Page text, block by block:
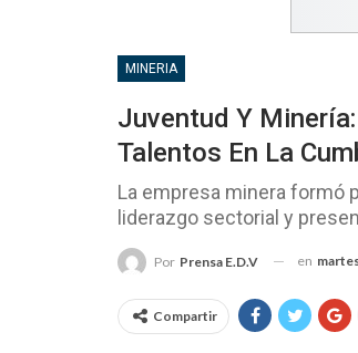
MINERIA
Juventud Y
Talentos En La
La empresa minera formó
liderazgo sectorial y
Por Prensa E.D.V en
Compartir